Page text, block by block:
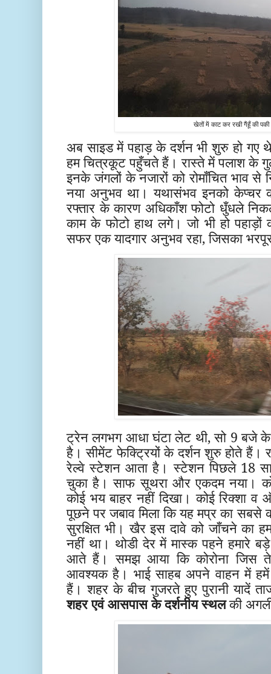
खेतों में काट कर रखी गैंहूँ की
अब साइड में पहाड़ के दर्शन भी शुरु हो
हम चित्रकूट पहुँचते हैं। रास्ते में पलाश के
इनके जंगलों के नजारों को रोमाँचित भाव से
नया अनुभव था। यथासंभव इनको
रफ्तार के कारण अधिकाँश फोटो धुँधले
काम के फोटो हाथ लगे। जो भी हो
सफर एक यादगार अनुभव रहा, जिसका
ट्रेन लगभग आधा घंटा लेट थी, सो 9 बजे
है। सीमेंट फेक्ट्रियों के दर्शन शुरु होते हैं।
रेल्वे स्टेशन आता है। स्टेशन पिछले 18
चुका है। साफ सूथरा और एकदम नया।
कोई भय बाहर नहीं दिखा। कोई रिक्शा व
पूछने पर जबाव मिला कि यह मप्र का
सुरक्षित भी। खैर इस दावे को जाँचने का
नहीं था। थोडी देर में मास्क पहने हमारे
आते हैं। समझ आया कि कोरोना जिस
आवश्यक है। भाई साहब अपने वाहन में
हैं। शहर के बीच गुजरते हुए पुरानी यादें
शहर एवं आसपास के दर्शनीय स्थलकी